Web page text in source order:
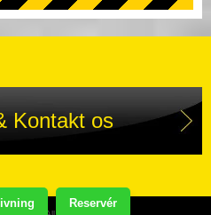
Reservér
Kontakt os